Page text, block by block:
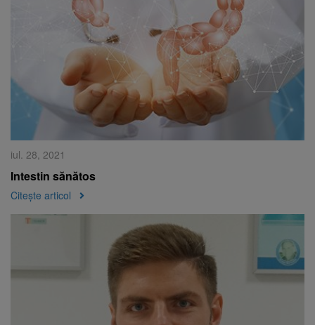
iul. 28, 2021
Intestin sănătos
Citește articol